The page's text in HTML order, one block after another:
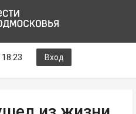
Вход